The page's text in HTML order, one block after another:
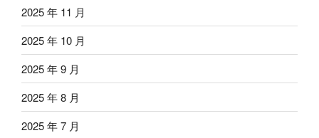
2025 年 11 月
2025 年 10 月
2025 年 9 月
2025 年 8 月
2025 年 7 月